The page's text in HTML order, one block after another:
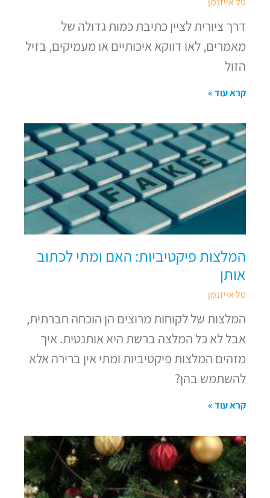
דרך ציורית לציין כתיבת כמות גדולה של
מאמרים, לאו דווקא איכותיים או מעמיקים, בזיל
הזול
קרא עוד »
המלצות פיקטיביות: האם ומתי לכתוב
אותן
טל אייזנמן
המלצות של לקוחות מרוצים הן הוכחה חברתית,
אבל לא כל המלצה ברשת היא אותנטית. איך
מזהים המלצות פיקטיביות ומתי אין ברירה אלא
להשתמש בהן?
קרא עוד »